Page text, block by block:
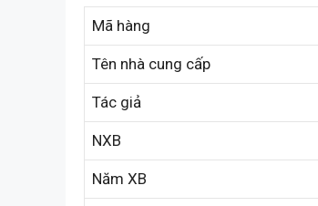
Mã hàng
Tên nhà cung cấp
Tác giả
NXB
Năm XB